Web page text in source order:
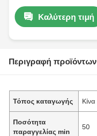
Καλύτερη τιμή
Περιγραφή προϊόντων
Τόπος καταγωγής Κίνα
Ποσότητα
παραγγελίας min
50